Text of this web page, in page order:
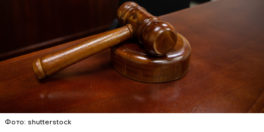
Фото: shutterstock
Первой жертвой Миссюры была его девушка.
этиленгликолем. Через два дня Константин умер в
Вскоре в качестве главного подозреваемого в
убийстве спортсмена арестовали его 18-летнего
вместе с друзьями и жестоко избил оппонента.
Пострадавший тогда не стал обращаться в
полицию, но подтвердил эту информацию на
допросе.